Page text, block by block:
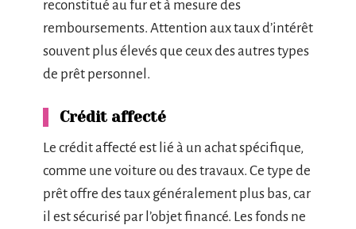
reconstitué au fur et à mesure des
remboursements. Attention aux taux d’intérêt
souvent plus élevés que ceux des autres types
de prêt personnel.
Crédit affecté
Le crédit affecté est lié à un achat spécifique,
comme une voiture ou des travaux. Ce type de
prêt offre des taux généralement plus bas, car
il est sécurisé par l’objet financé. Les fonds ne